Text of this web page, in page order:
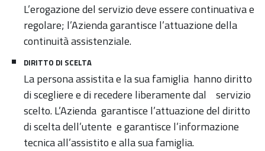
L’erogazione del servizio deve essere continuativa e
regolare; l’Azienda garantisce l’attuazione della
continuità assistenziale.
DIRITTO DI SCELTA
La persona assistita e la sua famiglia hanno diritto
di scegliere e di recedere liberamente dal servizio
scelto. L’Azienda garantisce l’attuazione del diritto
di scelta dell’utente e garantisce l’informazione
tecnica all’assistito e alla sua famiglia.